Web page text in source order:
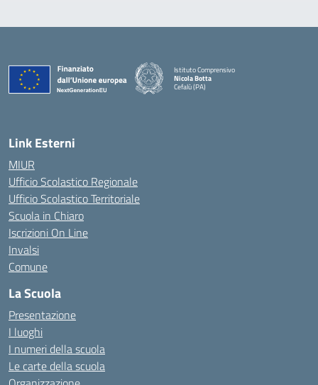
Istituto Comprensivo
Nicola Botta
Cefalù (PA)
Link Esterni
MIUR
Ufficio Scolastico Regionale
Ufficio Scolastico Territoriale
Scuola in Chiaro
Iscrizioni On Line
Invalsi
Comune
La Scuola
Presentazione
I luoghi
I numeri della scuola
Le carte della scuola